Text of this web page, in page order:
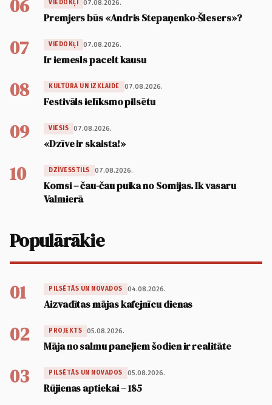
06 VIEDOKĻI 07.08.2026.
Premjers būs «Andris Stepaņenko-Šlesers»?
07 VIEDOKĻI 07.08.2026.
Ir iemesls pacelt kausu
08 KULTŪRA UN IZKLAIDE 07.08.2026.
Festivāls ielīksmo pilsētu
09 VIESIS 07.08.2026.
«Dzīve ir skaista!»
10 DZĪVESSTILS 07.08.2026.
Komsi – čau-čau puika no Somijas. Ik vasaru
Valmierā
Populārākie
01 PILSĒTĀS UN NOVADOS 04.08.2026.
Aizvadītas mājas kafejnīcu dienas
02 PROJEKTS 05.08.2026.
Māja no salmu paneļiem šodien ir realitāte
03 PILSĒTĀS UN NOVADOS 05.08.2026.
Rūjienas aptiekai – 185